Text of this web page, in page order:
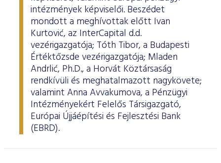
intézmények képviselői. Beszédet
mondott a meghívottak előtt Ivan
Kurtović, az InterCapital d.d.
vezérigazgatója; Tóth Tibor, a Budapesti
Értéktőzsde vezérigazgatója; Mladen
Andrlić, Ph.D., a Horvát Köztársaság
rendkívüli és meghatalmazott nagykövete;
valamint Anna Avvakumova, a Pénzügyi
Intézményekért Felelős Társigazgató,
Európai Újjáépítési és Fejlesztési Bank
(EBRD).